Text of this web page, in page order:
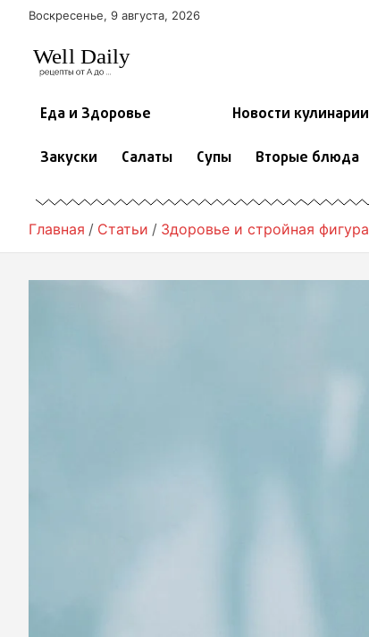
Воскресенье, 9 августа, 2026
Еда и Здоровье Новости кулинарии
Закуски Салаты Супы Вторые блюда
Главная Статьи Здоровье и стройная фигура